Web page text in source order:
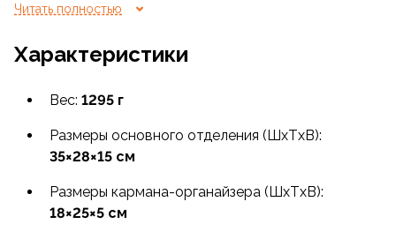
Крепление для зонта
Читать полностью
Характеристики
Вес: 1295 г
Размеры основного отделения (ШxТxВ):
35×28×15 см
Размеры кармана-органайзера (ШxТxВ):
18×25×5 см